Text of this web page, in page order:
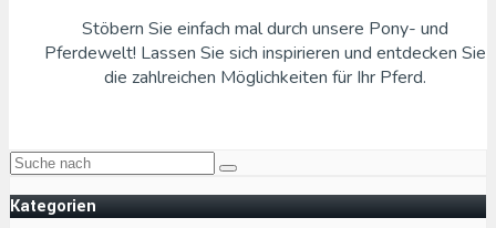
Stöbern Sie einfach mal durch unsere Pony- und
Pferdewelt! Lassen Sie sich inspirieren und entdecken Sie
die zahlreichen Möglichkeiten für Ihr Pferd.
Kategorien